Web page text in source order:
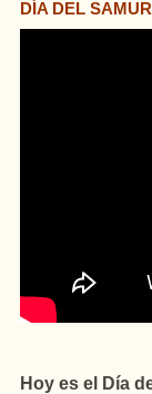
DÍA DEL
Hoy es el Día